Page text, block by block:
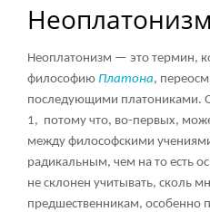
Неоплатонизм
Неоплатонизм — это термин,
философию Платона,
последующими платониками.
1, потому что, во-первых,
между философскими
радикальным, чем на то есть
не склонен учитывать, сколь
предшественникам, особенно